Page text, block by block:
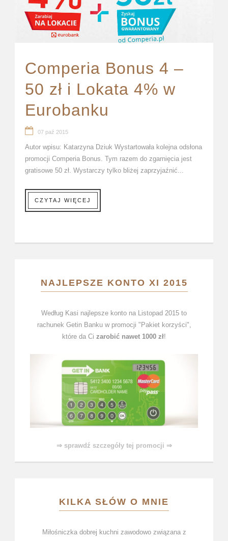
Comperia Bonus 4 –
50 zł i Lokata 4% w
Eurobanku
07 paź 2015
Autor wpisu: Katarzyna Dziuk Wystartowała kolejna odsłona
promocji Comperia Bonus. Tym razem do zgarnięcia jest
gratisowe 50 zł. Wystarczy tylko bliżej zaprzyjaźnić...
CZYTAJ WIĘCEJ
NAJLEPSZE KONTO XI 2015
Według Kasi najlepsze konto na Listopad 2015 to
rachunek Getin Banku w promocji "Pakiet korzyści",
które da Ci zarobić nawet 1000 zł!
⇒ sprawdź szczegóły tej promocji ⇒
KILKA SŁÓW O MNIE
Miłośniczka dobrej kuchni zawodowo związana z